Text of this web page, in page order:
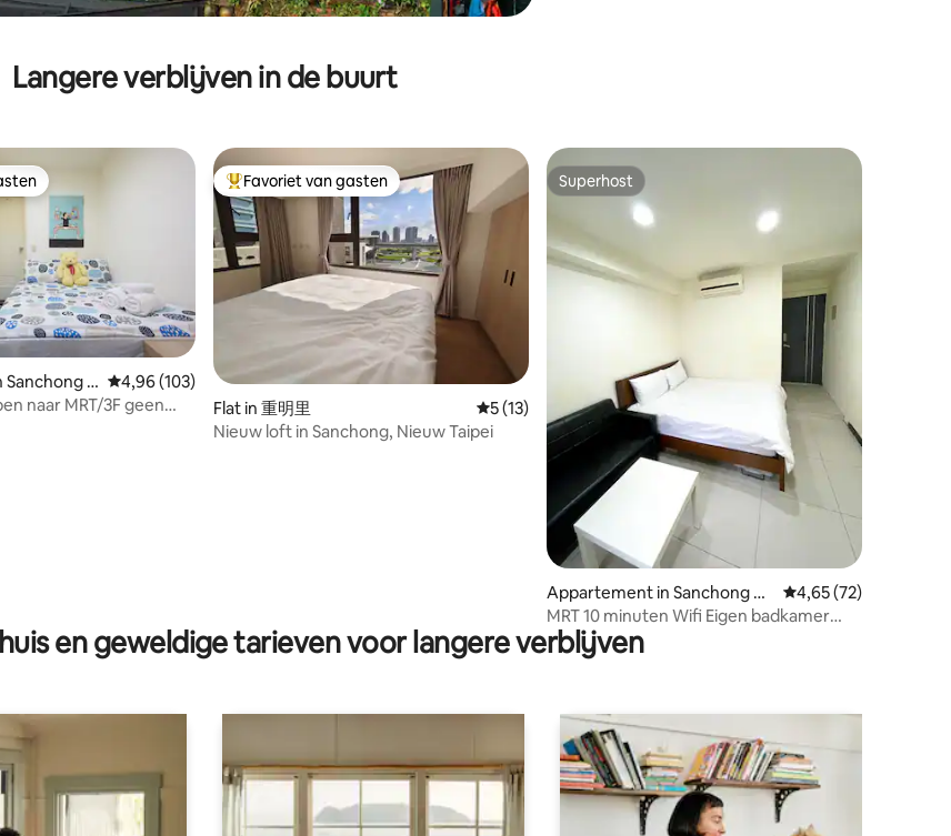
Langere verblijven in de buurt
op 5, 29 recensies
D Gemiddelde beoordeling van 4,96 op 5, 103 recensies
4,96 (103)
naar MRT/3F geen
Topfavoriet van gasten
Favoriet van gasten
Flat in 重明里 Gemiddelde beoordeling van 5 op 5, 13 recensies
5 (13)
Nieuw loft in Sanchong, Nieuw Taipei
Superhost
Superhost
Appartement in Sanchong Di
strict
Gemiddelde
4,65 (72)
MRT 10 minuten Wifi Eigen badkamer
#804
en geweldige tarieven voor langere verblijven